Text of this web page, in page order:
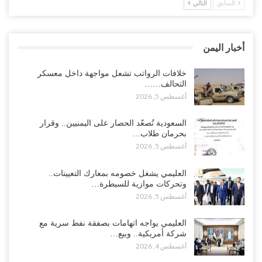
مدير مكتب العليمي يقدم استقالته.. والخلافات تعصف بالرئاسي وصراع
بالتهريب وعينه على المحافظ..!
أغسطس 4, 2026
تعيد تحشيد قواتها في أهم سواحل اليمن على البحر…
أغسطس 4, 2026
“الضالع“| حملة اجتثاث سعودية لأذرع الزبيدي من معقله الأبرز..!
أغسطس 4, 2026
“مقالات“| عِنْدَما يَغِيب الأَقربون.. وَتَضِيق بِلَاد الله الوَاسِعَة.. تَبْقَى صَنْعَاء
هِيَ الحِضْنُ الدَّافِئُ…
أغسطس 4, 2026
السابق التالي
أخبار اليمن
خلافات الرواتب تشعل مواجهة داخل معسكر
التحالف……
أغسطس 5, 2026
السعودية تُصعّد الحصار على اليمنيين.. وقرار
بحرمان طلاب…
أغسطس 5, 2026
العليمي يشغل خصومه بمعارك التعيينات..
وتحركات موازية للسيطرة…
أغسطس 5, 2026
العليمي يواجه اتهامات بصفقة نفط سرية مع
شركة أمريكية.. وبيع…
أغسطس 4, 2026